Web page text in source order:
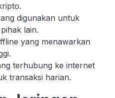
digunakan untuk
lain.
yang menawarkan
terhubung ke internet
transaksi harian.